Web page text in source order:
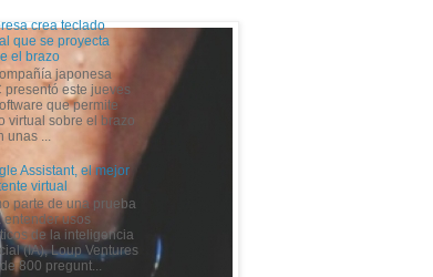
crea teclado
que se proyecta
el brazo
japonesa
presentó este jueves
que permite
virtual sobre el brazo
unas ...
Assistant, el mejor
virtual
parte de una prueba
entender usos
de la inteligencia
(IA), Loup Ventures
800 pregunt...